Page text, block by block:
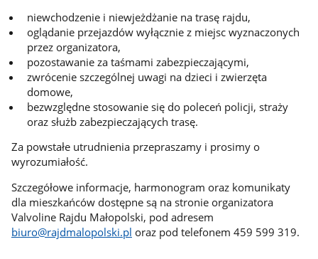
niewchodzenie i niewjeżdżanie na trasę rajdu,
oglądanie przejazdów wyłącznie z miejsc wyznaczonych
przez organizatora,
pozostawanie za taśmami zabezpieczającymi,
zwrócenie szczególnej uwagi na dzieci i zwierzęta
domowe,
bezwzględne stosowanie się do poleceń policji, straży
oraz służb zabezpieczających trasę.
Za powstałe utrudnienia przepraszamy i prosimy o
wyrozumiałość.
Szczegółowe informacje, harmonogram oraz komunikaty
dla mieszkańców dostępne są na stronie organizatora
Valvoline Rajdu Małopolski, pod adresem
biuro@rajdmalopolski.pl oraz pod telefonem 459 599 319.